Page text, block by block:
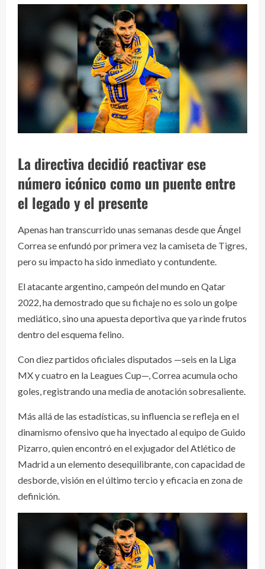
La directiva decidió reactivar ese
número icónico como un puente entre
el legado y el presente
Apenas han transcurrido unas semanas desde que Ángel
Correa se enfundó por primera vez la camiseta de Tigres,
pero su impacto ha sido inmediato y contundente.
El atacante argentino, campeón del mundo en Qatar
2022, ha demostrado que su fichaje no es solo un golpe
mediático, sino una apuesta deportiva que ya rinde frutos
dentro del esquema felino.
Con diez partidos oficiales disputados —seis en la Liga
MX y cuatro en la Leagues Cup—, Correa acumula ocho
goles, registrando una media de anotación sobresaliente.
Más allá de las estadísticas, su influencia se refleja en el
dinamismo ofensivo que ha inyectado al equipo de Guido
Pizarro, quien encontró en el exjugador del Atlético de
Madrid a un elemento desequilibrante, con capacidad de
desborde, visión en el último tercio y eficacia en zona de
definición.